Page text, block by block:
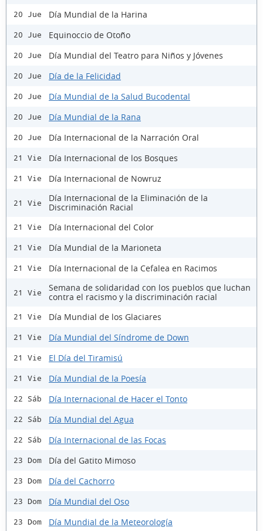
20 Jue Día Mundial de la Harina
20 Jue Equinoccio de Otoño
20 Jue Día Mundial del Teatro para Niños y Jóvenes
20 Jue Día de la Felicidad
20 Jue Día Mundial de la Salud Bucodental
20 Jue Día Mundial de la Rana
20 Jue Día Internacional de la Narración Oral
21 Vie Día Internacional de los Bosques
21 Vie Día Internacional de Nowruz
21 Vie
Día Internacional de la Eliminación de la
Discriminación Racial
21 Vie Día Internacional del Color
21 Vie Día Mundial de la Marioneta
21 Vie Día Internacional de la Cefalea en Racimos
21 Vie
Semana de solidaridad con los pueblos que luchan
contra el racismo y la discriminación racial
21 Vie Día Mundial de los Glaciares
21 Vie Día Mundial del Síndrome de Down
21 Vie El Día del Tiramisú
21 Vie Día Mundial de la Poesía
22 Sáb Día Internacional de Hacer el Tonto
22 Sáb Día Mundial del Agua
22 Sáb Día Internacional de las Focas
23 Dom Día del Gatito Mimoso
23 Dom Día del Cachorro
23 Dom Día Mundial del Oso
23 Dom Día Mundial de la Meteorología